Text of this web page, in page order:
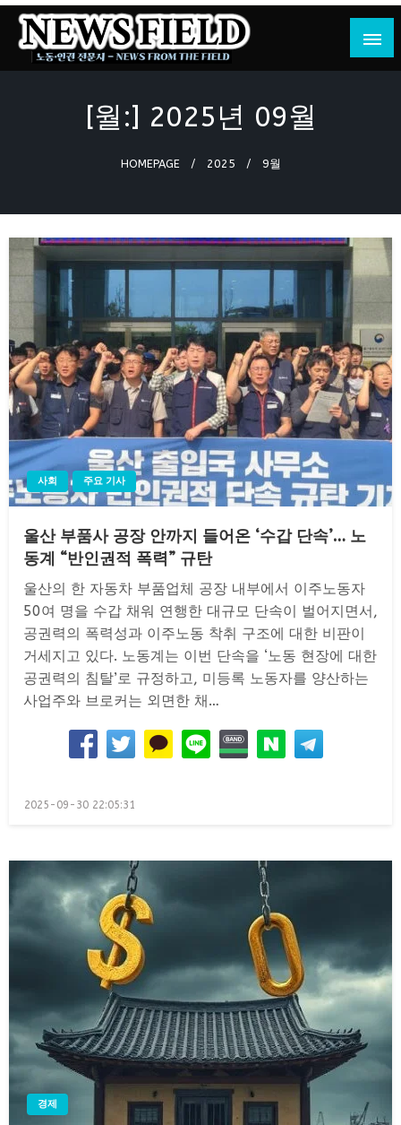
Skip
content
뉴스필드
노동·인권 전문지
[월:] 2025년 09월
HOMEPAGE 2025 9월
사회 주요 기사
울산 부품사 공장 안까지 들어온 ‘수갑 단속’… 노
동계 “반인권적 폭력” 규탄
울산의 한 자동차 부품업체 공장 내부에서 이주노동자
50여 명을 수갑 채워 연행한 대규모 단속이 벌어지면서,
공권력의 폭력성과 이주노동 착취 구조에 대한 비판이
거세지고 있다. 노동계는 이번 단속을 ‘노동 현장에 대한
공권력의 침탈’로 규정하고, 미등록 노동자를 양산하는
사업주와 브로커는 외면한 채…
Posted
2025-09-30 22:05:31
경제